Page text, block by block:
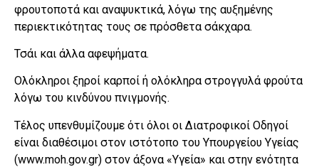
φρουτοποτά και αναψυκτικά, λόγω της αυξημένης
περιεκτικότητας τους σε πρόσθετα σάκχαρα.
Τσάι και άλλα αφεψήματα.
Ολόκληροι ξηροί καρποί ή ολόκληρα στρογγυλά φρούτα
λόγω του κινδύνου πνιγμονής.
Τέλος υπενθυμίζουμε ότι όλοι οι Διατροφικοί Οδηγοί
είναι διαθέσιμοι στον ιστότοπο του Υπουργείου Υγείας
(www.moh.gov.gr) στον άξονα «Υγεία» και στην ενότητα